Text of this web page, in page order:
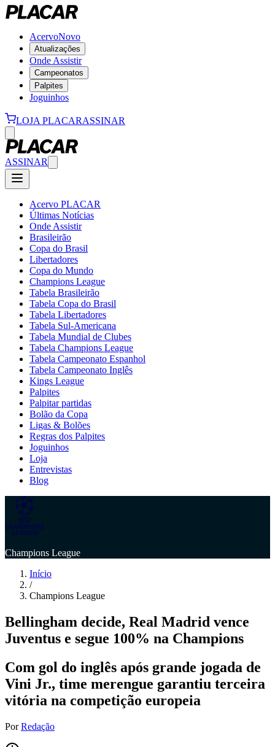
AcervoNovo
Atualizações
Onde Assistir
Campeonatos
Palpites
Joguinhos
LOJA PLACARASSINAR
ASSINAR
Acervo PLACAR
Últimas Notícias
Onde Assistir
Brasileirão
Copa do Brasil
Libertadores
Copa do Mundo
Champions League
Tabela Brasileirão
Tabela Copa do Brasil
Tabela Libertadores
Tabela Sul-Americana
Tabela Mundial de Clubes
Tabela Champions League
Tabela Campeonato Espanhol
Tabela Campeonato Inglês
Kings League
Palpites
Palpitar partidas
Bolão da Copa
Ligas & Bolões
Regras dos Palpites
Joguinhos
Loja
Entrevistas
Blog
Champions League
Início
/
Champions League
Bellingham decide, Real Madrid vence
Juventus e segue 100% na Champions
Com gol do inglês após grande jogada de
Vini Jr., time merengue garantiu terceira
vitória na competição europeia
Por Redação